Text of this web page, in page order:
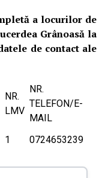
a locurilor de
Grânoasă la
de contact ale
NR.
LMV
NR.
TELEFON/E-
MAIL
1 0724653239